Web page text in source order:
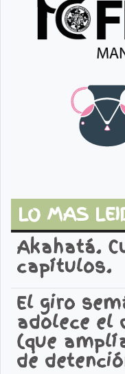
LO MAS
Akahatá.
capítulos.
El giro
adolece el
(que
de